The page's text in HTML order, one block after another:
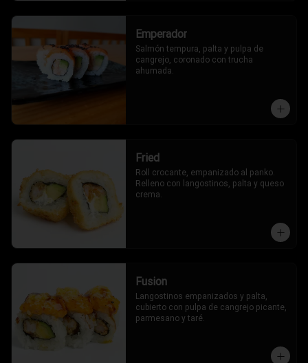
Emperador
Salmón tempura, palta y pulpa de
cangrejo, coronado con trucha
ahumada.
Fried
Roll crocante, empanizado al panko.
Relleno con langostinos, palta y queso
crema.
Fusion
Langostinos empanizados y palta,
cubierto con pulpa de cangrejo picante,
parmesano y taré.